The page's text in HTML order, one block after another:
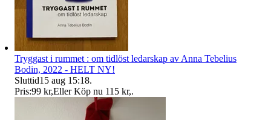
Tryggast i rummet : om tidlöst ledarskap av Anna Tebelius
Bodin, 2022 - HELT NY!
Sluttid15 aug 15:18.
Pris:99 kr,Eller Köp nu 115 kr,.